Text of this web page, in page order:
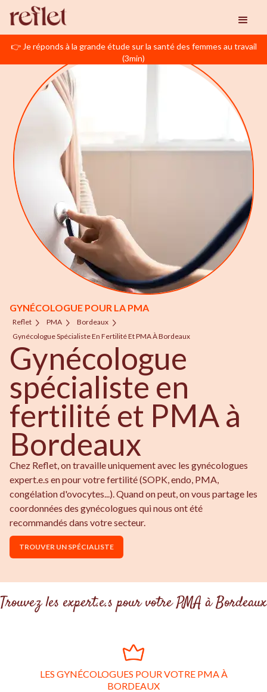
👉 Je réponds à la grande étude sur la santé des femmes au travail
(3min)
GYNÉCOLOGUE POUR LA PMA
Reflet PMA
Bordeaux
Gynécologue Spécialiste En Fertilité Et PMA À Bordeaux
Gynécologue
spécialiste en
fertilité et PMA à
Bordeaux
Chez Reflet, on travaille uniquement avec les gynécologues
expert.e.s en pour votre fertilité (SOPK, endo, PMA,
congélation d'ovocytes...). Quand on peut, on vous partage les
coordonnées des gynécologues qui nous ont été
recommandés dans votre secteur.
TROUVER UN SPÉCIALISTE
Trouvez les expert.e.s pour votre PMA à Bordeaux
LES GYNÉCOLOGUES POUR VOTRE PMA À
BORDEAUX